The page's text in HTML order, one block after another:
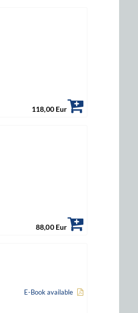
118,00 Eur
88,00 Eur
E-Book available